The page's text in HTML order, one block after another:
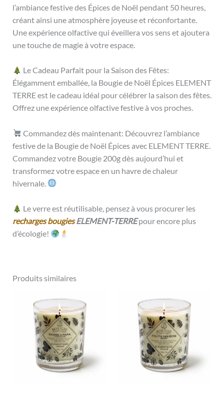
l’ambiance festive des Épices de Noël pendant 50 heures,
créant ainsi une atmosphère joyeuse et réconfortante.
Une expérience olfactive qui éveillera vos sens et ajoutera
une touche de magie à votre espace.
Le Cadeau Parfait pour la Saison des Fêtes:
Élégamment emballée, la Bougie de Noël Épices ELEMENT
TERRE est le cadeau idéal pour célébrer la saison des fêtes.
Offrez une expérience olfactive festive à vos proches.
Commandez dès maintenant: Découvrez l’ambiance
festive de la Bougie de Noël Épices avec ELEMENT TERRE.
Commandez votre Bougie 200g dès aujourd’hui et
transformez votre espace en un havre de chaleur
hivernale.
Le verre est réutilisable, pensez à vous procurer les
recharges bougiesELEMENT-TERREpour encore plus
d’écologie!
Produits similaires